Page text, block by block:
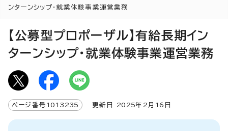
ンターンシップ・就業体験事業運営業務
【公募型プロポーザル】有給長期イン
ターンシップ・就業体験事業運営業務
ページ番号 1013235 更新日 2025年2月 16 日